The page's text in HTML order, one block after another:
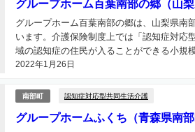
グループホーム百葉南部の郷（山梨
2022年1月26日
グループホーム百葉南部の郷は、山梨県南
います。介護保険制度上では「認知症対応
域の認知症の住民が入ることができる小規
南部町 認知症対応型共同生活介護
グループホームふくち（青森県南部